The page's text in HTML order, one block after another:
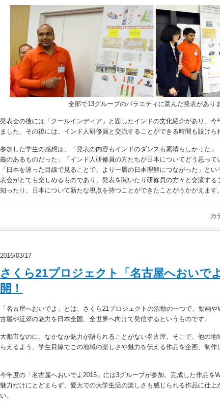
全部で13グループのバラエティに富んだ発表があり
発表会の後には「クールインディア」と題したインドの文化紹介があり、
ました。その後には、インド人研修員と交流することができる時間も設けら
参加した学生の感想は、「発表の内容もインドのダンスも素晴らしかった
義のあるものだった」「インド人研修員の方たちが日本についてどう思っ
「日本を違った目線で見ることで、より一層の日本理解につながった」と
表会がとても楽しめるものであり、発表を聞いたり研修員の方々と交流す
知ったり、日本について新たな視点を持つことができたことがうかがえます
カ
2016/03/17
さくら21プロジェクト「名古屋へおいで
開！
「名古屋へおいでよ」とは、さくら21プロジェクトの活動の一つで、動画
古屋や近郊の魅力を日本全国、全世界へ向けて発信するというものです。
大都市なのに、なかなか魅力が語られることがない名古屋。そこで、他の
らえるよう、学生目線でこの地域の楽しさや魅力を伝える作品を企画、制作
今年度の「名古屋へおいでよ2015」には3グループが参加。完成した作品を
魅力だけにとどまらず、愛大での大学生活の楽しさも感じられる作品に仕
い。